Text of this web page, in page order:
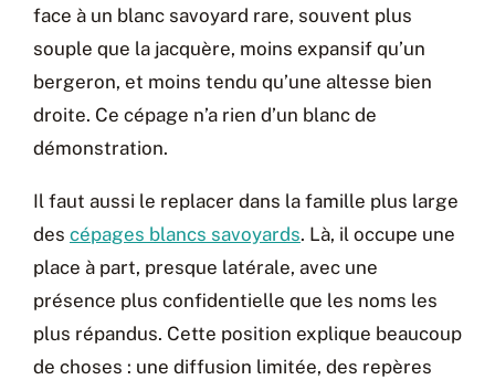
face à un blanc savoyard rare, souvent plus
souple que la jacquère, moins expansif qu’un
bergeron, et moins tendu qu’une altesse bien
droite. Ce cépage n’a rien d’un blanc de
démonstration.
Il faut aussi le replacer dans la famille plus large
des cépages blancs savoyards. Là, il occupe une
place à part, presque latérale, avec une
présence plus confidentielle que les noms les
plus répandus. Cette position explique beaucoup
de choses : une diffusion limitée, des repères